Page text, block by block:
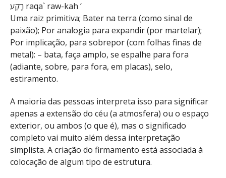
רָקַע raqa` raw-kah ‘
Uma raiz primitiva; Bater na terra (como sinal de
paixão); Por analogia para expandir (por martelar);
Por implicação, para sobrepor (com folhas finas de
metal): – bata, faça amplo, se espalhe para fora
(adiante, sobre, para fora, em placas), selo,
estiramento.
A maioria das pessoas interpreta isso para significar
apenas a extensão do céu (a atmosfera) ou o espaço
exterior, ou ambos (o que é), mas o significado
completo vai muito além dessa interpretação
simplista. A criação do firmamento está associada à
colocação de algum tipo de estrutura.